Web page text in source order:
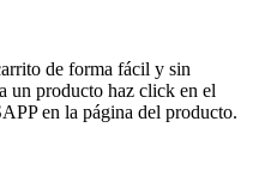
de forma fácil y sin
un producto haz click en el
en la página del producto.